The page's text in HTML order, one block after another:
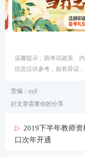
温馨提示：因考试政策、
信息仅供参考，如有异议
责编：oyjl
好文章需要你的分享
2019下半年教师
口次年开通